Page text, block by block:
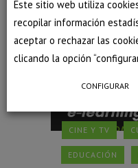
CINE Y TV
EDUCACIÓN
Este sitio web utiliza
recopilar información
aceptar o rechazar las
clicando la opción
CONFIGURAR